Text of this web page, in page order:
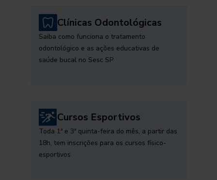
Clínicas Odontológicas
Saiba como funciona o tratamento
odontológico e as ações educativas de
saúde bucal no Sesc SP
Cursos Esportivos
Toda 1ª e 3ª quinta-feira do mês, a partir das
18h, tem inscrições para os cursos físico-
esportivos